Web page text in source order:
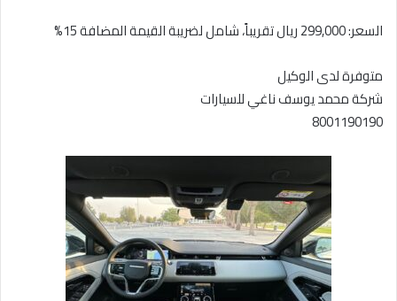
السعر: 299,000 ريال تقريباً، شامل لضريبة القيمة المضافة 15%
متوفرة لدى الوكيل
شركة محمد يوسف ناغي للسيارات
8001190190